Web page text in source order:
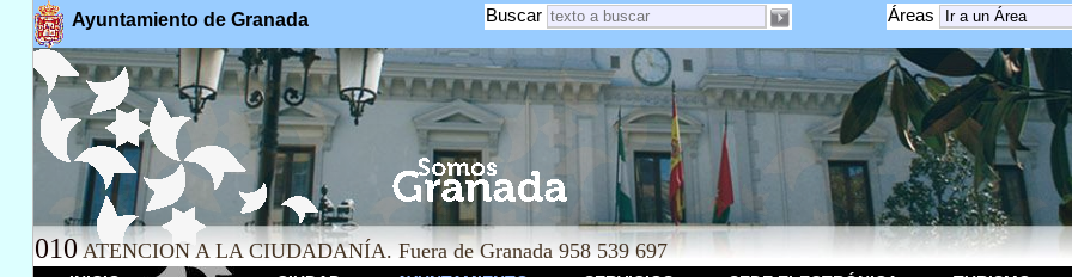
Ayuntamiento de Granada Áreas
Buscar
010 ATENCION A LA CIUDADANÍA. Fuera de Granada 958 539 697